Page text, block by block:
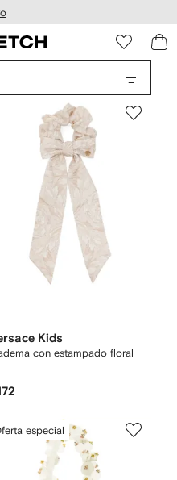
Kids
con estampado floral
especial